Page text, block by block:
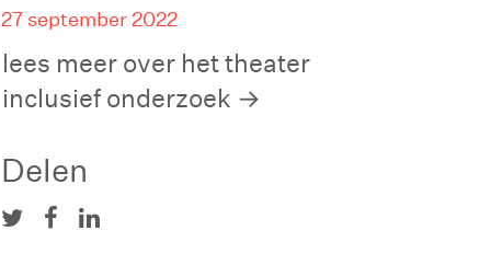
27 september 2022
lees meer over het theater
inclusief onderzoek
Delen